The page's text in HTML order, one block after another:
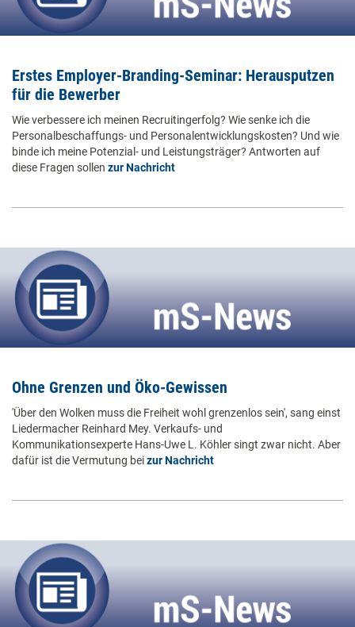
Erstes Employer-Branding-Seminar: Herausputzen
für die Bewerber
Wie verbessere ich meinen Recruitingerfolg? Wie senke ich die
Personalbeschaffungs- und Personalentwicklungskosten? Und wie
binde ich meine Potenzial- und Leistungsträger? Antworten auf
diese Fragen sollen zur Nachricht
Ohne Grenzen und Öko-Gewissen
'Über den Wolken muss die Freiheit wohl grenzenlos sein', sang einst
Liedermacher Reinhard Mey. Verkaufs- und
Kommunikationsexperte Hans-Uwe L. Köhler singt zwar nicht. Aber
dafür ist die Vermutung beizur Nachricht